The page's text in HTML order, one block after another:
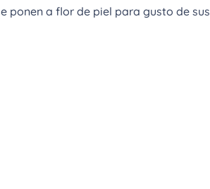
ponen a flor de piel para gusto de